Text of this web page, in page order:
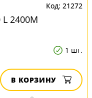
21272
2400M
1 шт.
В КОРЗИНУ